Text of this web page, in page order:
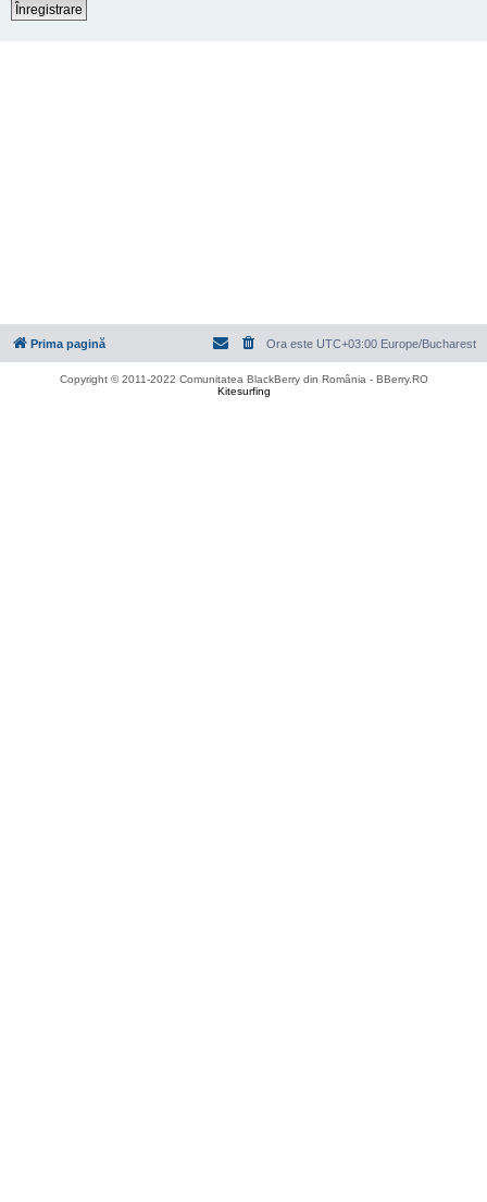
Înregistrare
Prima pagină Ora este UTC+03:00 Europe/Bucharest
Copyright © 2011-2022 Comunitatea BlackBerry din România - BBerry.RO
Kitesurfing